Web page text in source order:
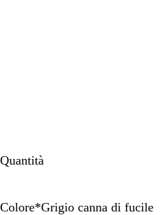
Quantità
Colore*Grigio canna di fucile